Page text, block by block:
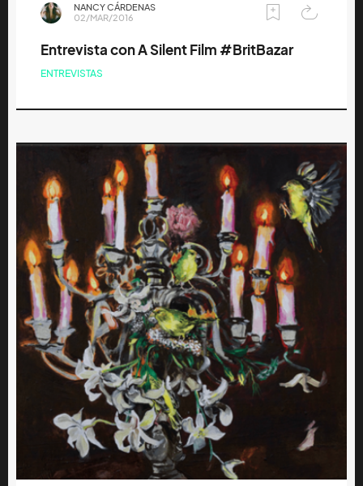
NANCY CÁRDENAS
02/MAR/2016
Entrevista con A Silent Film #BritBazar
ENTREVISTAS